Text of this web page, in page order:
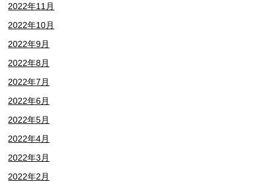
2022年11月
2022年10月
2022年9月
2022年8月
2022年7月
2022年6月
2022年5月
2022年4月
2022年3月
2022年2月